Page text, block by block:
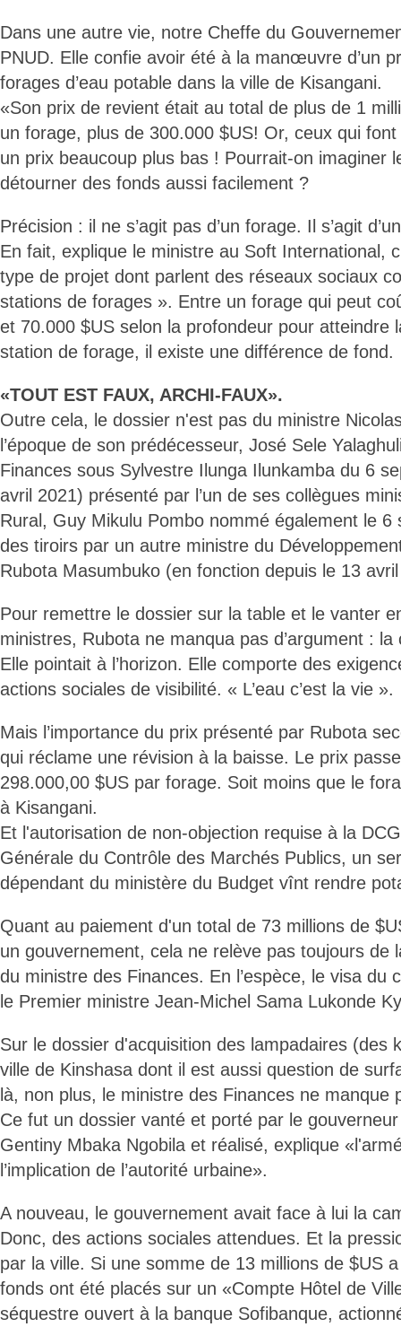
Dans une autre vie, notre Cheffe du
PNUD. Elle confie avoir été à la manœuvre d’un
forages d’eau potable dans la ville de Kisangani.
«Son prix de revient était au total de plus de 1
un forage, plus de 300.000 $US! Or, ceux qui
un prix beaucoup plus bas ! Pourrait-on imaginer
détourner des fonds aussi facilement ?
Précision : il ne s’agit pas d’un forage. Il s’agit
En fait, explique le ministre au Soft International,
type de projet dont parlent des réseaux sociaux
stations de forages ». Entre un forage qui peut
et 70.000 $US selon la profondeur pour atteindre
station de forage, il existe une différence de fond.
«TOUT EST FAUX, ARCHI-FAUX».
Outre cela, le dossier n'est pas du ministre
l’époque de son prédécesseur, José Sele
Finances sous Sylvestre Ilunga Ilunkamba du 6
avril 2021) présenté par l’un de ses collègues
Rural, Guy Mikulu Pombo nommé également le 6
des tiroirs par un autre ministre du
Rubota Masumbuko (en fonction depuis le 13
Pour remettre le dossier sur la table et le vanter
ministres, Rubota ne manqua pas d’argument :
Elle pointait à l’horizon. Elle comporte des
actions sociales de visibilité. « L’eau c’est la vie ».
Mais l’importance du prix présenté par Rubota
qui réclame une révision à la baisse. Le prix
298.000,00 $US par forage. Soit moins que le
à Kisangani.
Et l'autorisation de non-objection requise à la
Générale du Contrôle des Marchés Publics, un
dépendant du ministère du Budget vînt rendre
Quant au paiement d'un total de 73 millions de
un gouvernement, cela ne relève pas toujours de
du ministre des Finances. En l’espèce, le visa du
le Premier ministre Jean-Michel Sama Lukonde
Sur le dossier d'acquisition des lampadaires (des
ville de Kinshasa dont il est aussi question de
là, non plus, le ministre des Finances ne manque
Ce fut un dossier vanté et porté par le
Gentiny Mbaka Ngobila et réalisé, explique
l’implication de l’autorité urbaine».
A nouveau, le gouvernement avait face à lui la
Donc, des actions sociales attendues. Et la
par la ville. Si une somme de 13 millions de $US
fonds ont été placés sur un «Compte Hôtel de
séquestre ouvert à la banque Sofibanque,